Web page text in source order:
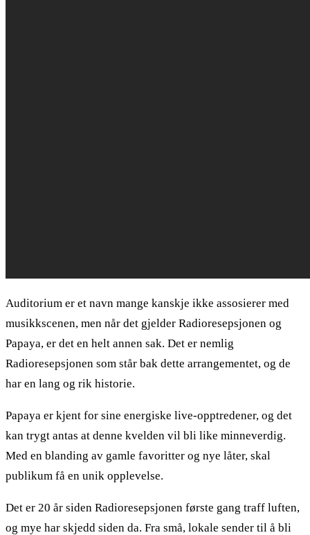
Auditorium er et navn mange kanskje ikke assosierer med
musikkscenen, men når det gjelder Radioresepsjonen og
Papaya, er det en helt annen sak. Det er nemlig
Radioresepsjonen som står bak dette arrangementet, og de
har en lang og rik historie.
Papaya er kjent for sine energiske live-opptredener, og det
kan trygt antas at denne kvelden vil bli like minneverdig.
Med en blanding av gamle favoritter og nye låter, skal
publikum få en unik opplevelse.
Det er 20 år siden Radioresepsjonen første gang traff luften,
og mye har skjedd siden da. Fra små, lokale sender til å bli